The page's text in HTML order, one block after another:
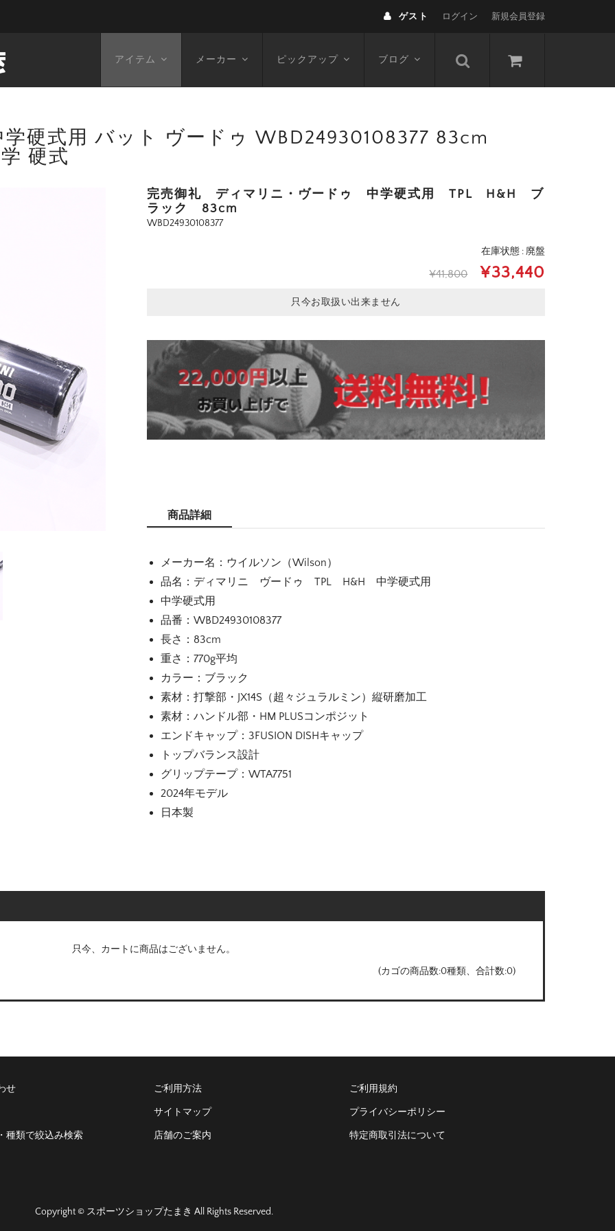
ゲスト ログイン 新規会員登録
アイテム メーカー ピックアップ ブログ
硬式用 バット ヴードゥ WBD24930108377 83cm
硬式
完売御礼 ディマリニ・ヴードゥ 中学硬式用 TPL H&H ブ
ラック 83cm
WBD24930108377
在庫状態 : 廃盤
¥41,800 ¥33,440
只今お取扱い出来ません
商品詳細
メーカー名：ウイルソン（Wilson）
品名：ディマリニ ヴードゥ TPL H&H 中学硬式用
中学硬式用
品番：WBD24930108377
長さ：83cm
重さ：770g平均
カラー：ブラック
素材：打撃部・JX14S（超々ジュラルミン）縦研磨加工
素材：ハンドル部・HM PLUSコンポジット
エンドキャップ：3FUSION DISHキャップ
トップバランス設計
グリップテープ：WTA7751
2024年モデル
日本製
只今、カートに商品はございません。
(カゴの商品数:0種類、合計数:0)
せ ご利用方法 ご利用規約
サイトマップ プライバシーポリシー
種類で絞込み検索 店舗のご案内 特定商取引法について
Copyright © スポーツショップたまき All Rights Reserved.